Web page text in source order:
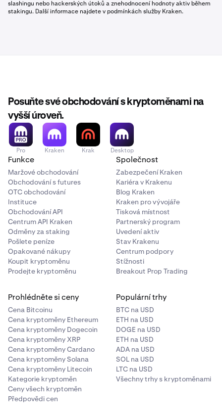
slashingu nebo hackerských útoků a znehodnocení hodnoty aktiv během
stakingu. Další informace najdete v podmínkách služby Kraken.
Posuňte své obchodování s kryptoměnami na
vyšší úroveň.
Pro Kraken Krak Desktop
Funkce
Maržové obchodování
Obchodování s futures
OTC obchodování
Instituce
Obchodování API
Centrum API Kraken
Odměny za staking
Pošlete peníze
Opakované nákupy
Koupit kryptoměnu
Prodejte kryptoměnu
Společnost
Zabezpečení Kraken
Kariéra v Krakenu
Blog Kraken
Kraken pro vývojáře
Tisková místnost
Partnerský program
Uvedení aktiv
Stav Krakenu
Centrum podpory
Stížnosti
Breakout Prop Trading
Prohlédněte si ceny
Cena Bitcoinu
Cena kryptoměny Ethereum
Cena kryptoměny Dogecoin
Cena kryptoměny XRP
Cena kryptoměny Cardano
Cena kryptoměny Solana
Cena kryptoměny Litecoin
Kategorie kryptoměn
Ceny všech kryptoměn
Předpovědi cen
Populární trhy
BTC na USD
ETH na USD
DOGE na USD
ETH na USD
ADA na USD
SOL na USD
LTC na USD
Všechny trhy s kryptoměnami